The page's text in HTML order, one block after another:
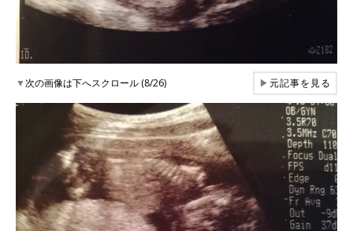
▼次の画像は下へスクロール (8/26) ▶元記事を見る